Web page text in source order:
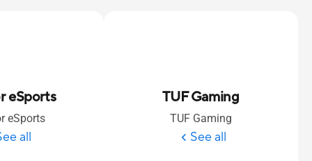
TUF Gaming
TUF Gaming
See all
eSports
eSports
all